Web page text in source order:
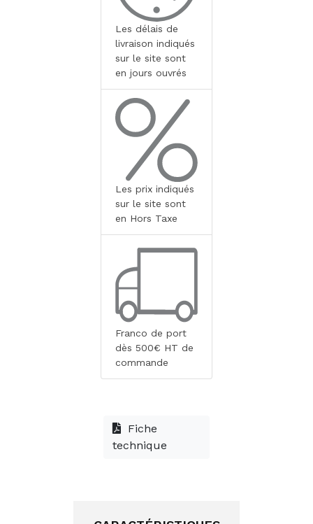
Les délais de
livraison indiqués
sur le site sont
en jours ouvrés
Les prix indiqués
sur le site sont
en Hors Taxe
Franco de port
dès 500€ HT de
commande
Fiche
technique